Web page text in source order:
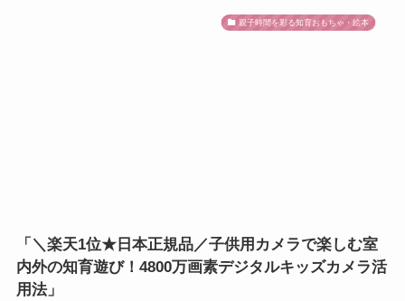
親子時間を彩る知育おもちゃ・絵本
「＼楽天1位★日本正規品／子供用カメラで楽しむ室
内外の知育遊び！4800万画素デジタルキッズカメラ活
用法」